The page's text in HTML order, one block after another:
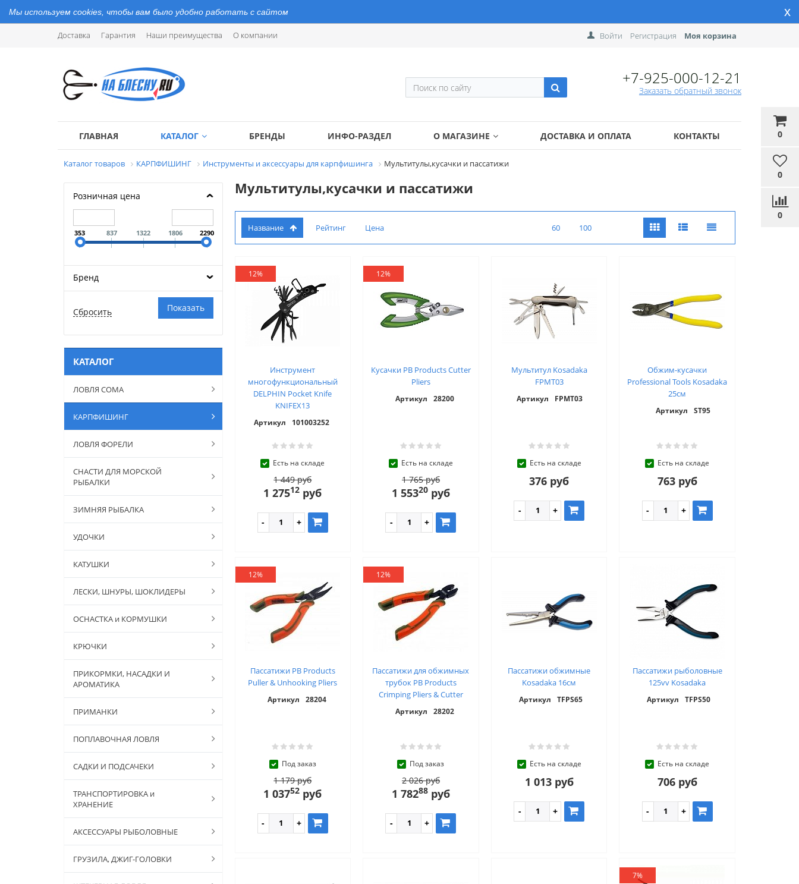
Мы используем cookies, чтобы вам было удобно работать с сайтом x
Доставка Гарантия Наши преимущества О компании
0
0
0
Войти Регистрация Моя корзина
+7-925-000-12-21
Заказать обратный звонок
ГЛАВНАЯ КАТАЛОГ БРЕНДЫ ИНФО-РАЗДЕЛ О МАГАЗИНЕ ДОСТАВКА И ОПЛАТА КОНТАКТЫ
Каталог товаров КАРПФИШИНГ Инструменты и аксессуары для карпфишинга Мультитулы,кусачки и пассатижи
Розничная цена
353 837 1322 1806 2290
Бренд
КАТАЛОГ
ЛОВЛЯ СОМА
КАРПФИШИНГ
ЛОВЛЯ ФОРЕЛИ
СНАСТИ ДЛЯ МОРСКОЙ
РЫБАЛКИ
ЗИМНЯЯ РЫБАЛКА
УДОЧКИ
КАТУШКИ
ЛЕСКИ, ШНУРЫ, ШОКЛИДЕРЫ
ОСНАСТКА и КОРМУШКИ
КРЮЧКИ
ПРИКОРМКИ, НАСАДКИ И
АРОМАТИКА
ПРИМАНКИ
ПОПЛАВОЧНАЯ ЛОВЛЯ
САДКИ И ПОДСАЧЕКИ
ТРАНСПОРТИРОВКА и
ХРАНЕНИЕ
АКСЕССУАРЫ РЫБОЛОВНЫЕ
ГРУЗИЛА, ДЖИГ-ГОЛОВКИ
Мультитулы,кусачки и пассатижи
Название Рейтинг Цена 60 100
12%
Инструмент
многофункциональный
DELPHIN Pocket Knife
KNIFEX13
Артикул 101003252
Есть на складе
1 449 руб
1 27512 руб
12%
Кусачки PB Products Cutter
Pliers
Артикул 28200
Есть на складе
1 765 руб
1 55320руб
Мультитул Kosadaka
FPMT03
Артикул FPMT03
Есть на складе
376 руб
Обжим-кусачки
Professional Tools Kosadaka
25см
Артикул ST95
Есть на складе
763 руб
12%
Пассатижи PB Products
Puller & Unhooking Pliers
Артикул 28204
Под заказ
1 179 руб
1 03752 руб
12%
Пассатижи для обжимных
трубок PB Products
Crimping Pliers & Cutter
Артикул 28202
Под заказ
2 026 руб
1 78288руб
Пассатижи обжимные
Kosadaka 16см
Артикул TFPS65
Есть на складе
1 013 руб
Пассатижи рыболовные
125vv Kosadaka
Артикул TFPS50
Есть на складе
706 руб
7%